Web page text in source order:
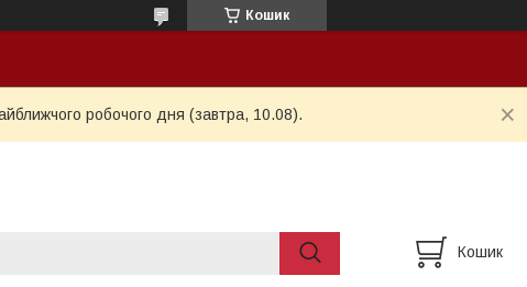
Кошик
робочого дня (завтра, 10.08).
Кошик